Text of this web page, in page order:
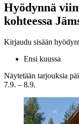
Hyödynnä
kohteessa
Kirjaudu sisään
Ensi kuussa
Näytetään tarjouksia
7.9. – 8.9.